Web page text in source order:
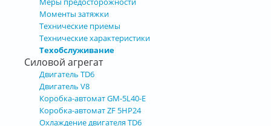
Моменты затяжки
Технические приемы
Технические характеристики
Техобслуживание
Силовой агрегат
Двигатель TD6
Двигатель V8
Коробка-автомат GM-5L40-E
Коробка-автомат ZF 5HP24
Охлаждение двигателя TD6